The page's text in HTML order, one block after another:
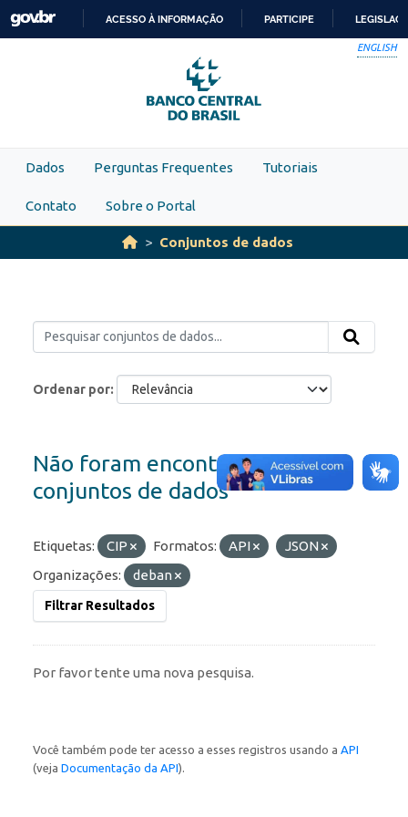
Skip to main content
PARA
O
CONTEÚDO
ACESSO À INFORMAÇÃO PARTICIPE
ENGLISH
Dados Perguntas Frequentes Tutoriais
Contato Sobre o Portal
Conjuntos de dados
Ordenar por
Não foram encontrados
conjuntos de dados
Etiquetas: CIP Formatos: API
JSON
Organizações:
deban
Filtrar Resultados
Por favor tente uma nova pesquisa.
Você também pode ter acesso a esses registros usando a API
(veja Documentação da API).